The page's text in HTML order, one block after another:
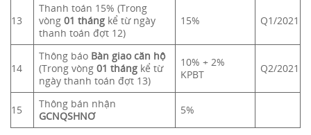
13
Thanh toán 15% (Trong
vòng01 tháng kể từ ngày
thanh toán đợt 12)
15% Q1/2021
14
Thông báo Bàn giao căn hộ
(Trong vòng01 tháng kể từ
ngày thanh toán đợt 13)
10% + 2%
KPBT
Q2/2021
1 5
Thông bán nhận
GCNQSHNƠ
5%